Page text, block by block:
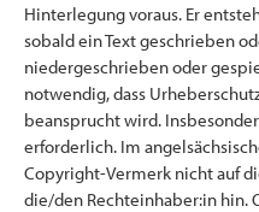
Hinterlegung voraus. Er
sobald ein Text geschrieben
niedergeschrieben oder
notwendig, dass
beansprucht wird.
erforderlich. Im
Copyright-Vermerk nicht auf
die/den Rechteinhaber:in hin.